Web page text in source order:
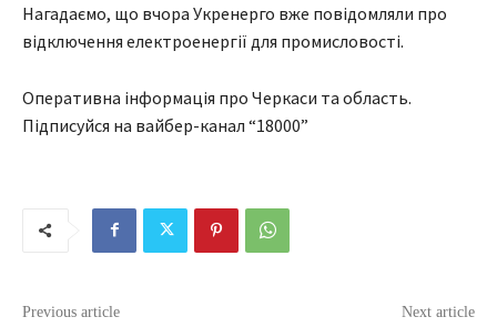
Нагадаємо, що вчора Укренерго вже повідомляли про
відключення електроенергії для промисловості.
Оперативна інформація про Черкаси та область.
Підписуйся на вайбер-канал “18000”
Previous article Next article